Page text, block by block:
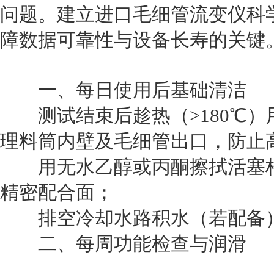
问题。建立进口毛细管流变仪科
障数据可靠性与设备长寿的关键
一、每日使用后基础清洁
测试结束后趁热（>180℃）
理料筒内壁及毛细管出口，防止
用无水乙醇或丙酮擦拭活塞
精密配合面；
排空冷却水路积水（若配备
二、每周功能检查与润滑